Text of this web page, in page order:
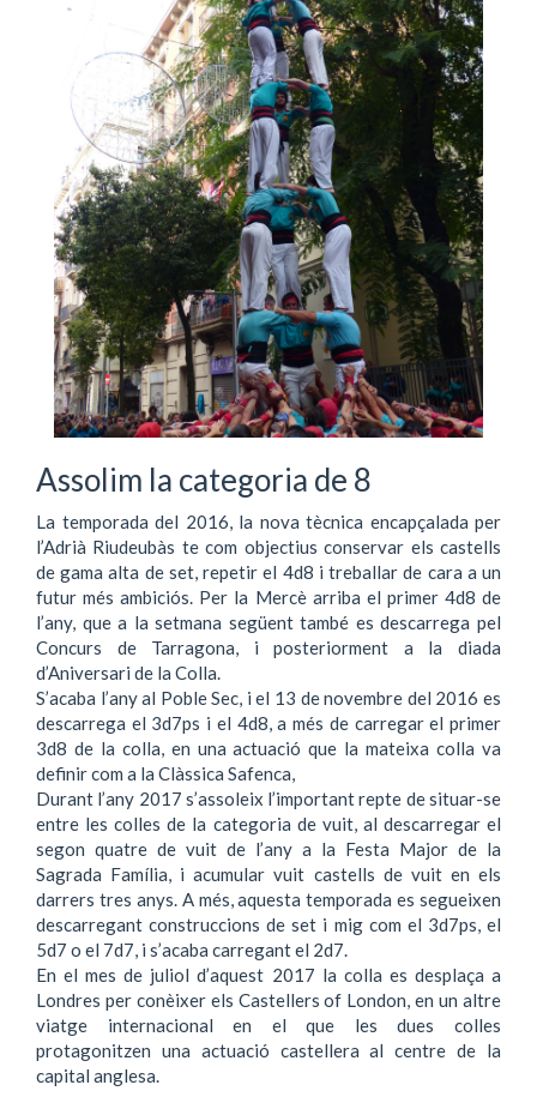
Assolim la categoria de 8
La temporada del 2016, la nova tècnica encapçalada per
l’Adrià Riudeubàs te com objectius conservar els castells
de gama alta de set, repetir el 4d8 i treballar de cara a un
futur més ambiciós. Per la Mercè arriba el primer 4d8 de
l’any, que a la setmana següent també es descarrega pel
Concurs de Tarragona, i posteriorment a la diada
d’Aniversari de la Colla.
S’acaba l’any al Poble Sec, i el 13 de novembre del 2016 es
descarrega el 3d7ps i el 4d8, a més de carregar el primer
3d8 de la colla, en una actuació que la mateixa colla va
definir com a la Clàssica Safenca,
Durant l’any 2017 s’assoleix l’important repte de situar-se
entre les colles de la categoria de vuit, al descarregar el
segon quatre de vuit de l’any a la Festa Major de la
Sagrada Família, i acumular vuit castells de vuit en els
darrers tres anys. A més, aquesta temporada es segueixen
descarregant construccions de set i mig com el 3d7ps, el
5d7 o el 7d7, i s’acaba carregant el 2d7.
En el mes de juliol d’aquest 2017 la colla es desplaça a
Londres per conèixer els Castellers of London, en un altre
viatge internacional en el que les dues colles
protagonitzen una actuació castellera al centre de la
capital anglesa.